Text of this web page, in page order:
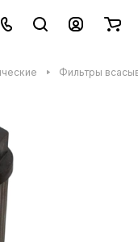
Фильтры